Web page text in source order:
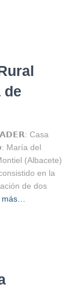
de
Casa
María del
(Albacete)⁣⁣
en la
de dos